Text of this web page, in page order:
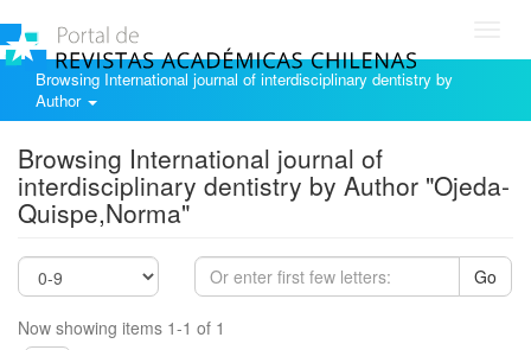
Browsing International journal of interdisciplinary dentistry by
Author
Browsing International journal of
interdisciplinary dentistry by Author "Ojeda-
Quispe,Norma"
Go
Now showing items 1-1 of 1